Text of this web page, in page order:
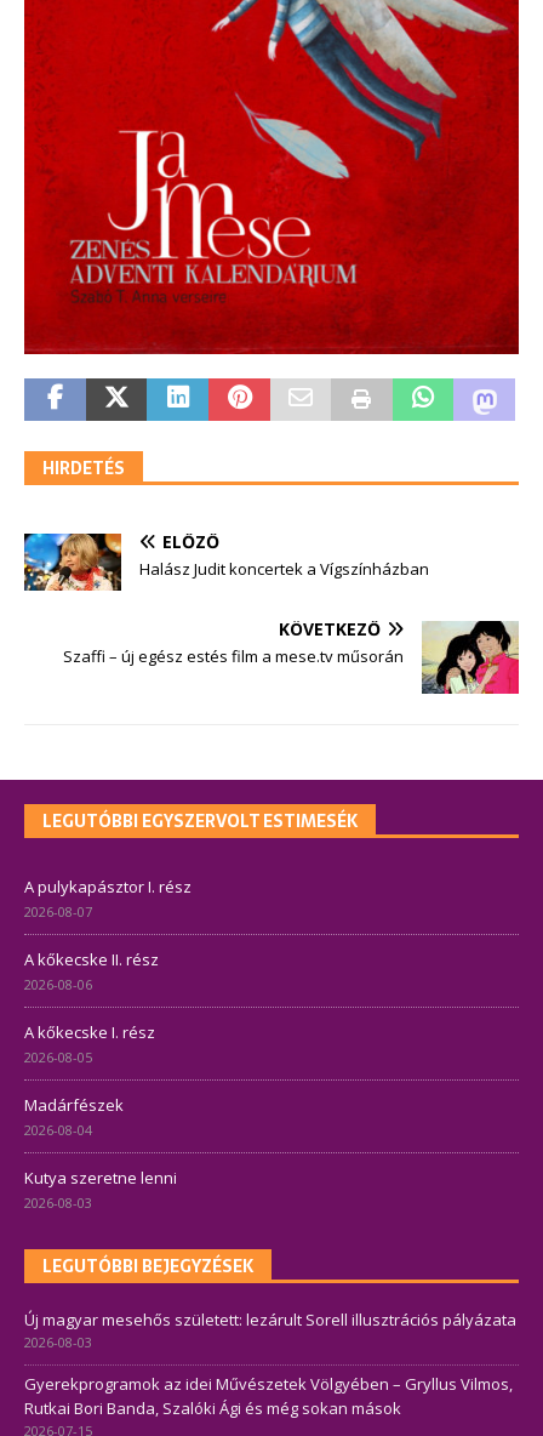
HIRDETÉS
ELŐZŐ
Halász Judit koncertek a Vígszínházban
KÖVETKEZŐ
Szaffi – új egész estés film a mese.tv műsorán
LEGUTÓBBI EGYSZERVOLT ESTIMESÉK
A pulykapásztor I. rész
2026-08-07
A kőkecske II. rész
2026-08-06
A kőkecske I. rész
2026-08-05
Madárfészek
2026-08-04
Kutya szeretne lenni
2026-08-03
LEGUTÓBBI BEJEGYZÉSEK
Új magyar mesehős született: lezárult Sorell illusztrációs pályázata
2026-08-03
Gyerekprogramok az idei Művészetek Völgyében – Gryllus Vilmos,
Rutkai Bori Banda, Szalóki Ági és még sokan mások
2026-07-15